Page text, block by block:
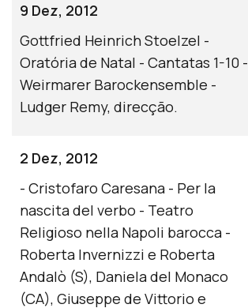
9 Dez, 2012
Gottfried Heinrich Stoelzel -
Oratória de Natal - Cantatas 1-10 -
Weirmarer Barockensemble -
Ludger Remy, direcção.
2 Dez, 2012
- Cristofaro Caresana - Per la
nascita del verbo - Teatro
Religioso nella Napoli barocca -
Roberta Invernizzi e Roberta
Andalò (S), Daniela del Monaco
(CA), Giuseppe de Vittorio e